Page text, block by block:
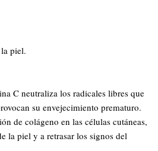
piel.
C neutraliza los radicales libres que
su envejecimiento prematuro.
de colágeno en las células cutáneas,
la piel y a retrasar los signos del